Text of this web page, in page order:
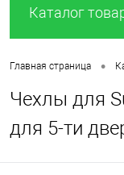
Каталог
Главная страница •
Чехлы для
для 5-ти